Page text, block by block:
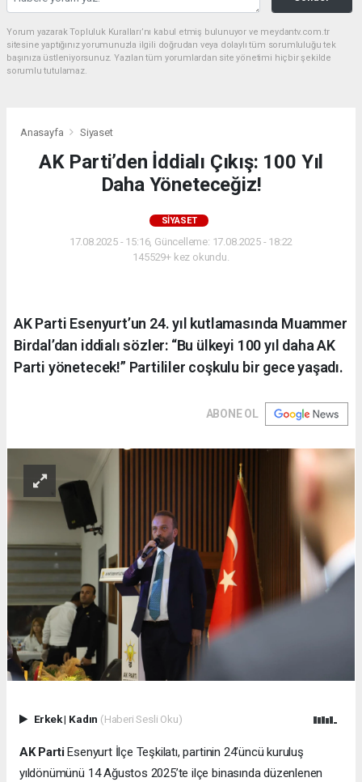
Yorum yazarak Topluluk Kuralları’nı kabul etmiş bulunuyor ve meydantv.com.tr
sitesine yaptığınız yorumunuzla ilgili doğrudan veya dolaylı tüm sorumluluğu tek
başınıza üstleniyorsunuz. Yazılan tüm yorumlardan site yönetimi hiçbir şekilde
sorumlu tutulamaz.
Anasayfa Siyaset
AK Parti’den İddialı Çıkış: 100 Yıl
Daha Yöneteceğiz!
SIYASET
17.08.2025 - 15:16, Güncelleme: 17.08.2025 - 18:22
145529+ kez okundu.
AK Parti Esenyurt’un 24. yıl kutlamasında Muammer
Birdal’dan iddialı sözler: “Bu ülkeyi 100 yıl daha AK
Parti yönetecek!” Partililer coşkulu bir gece yaşadı.
ABONE OL
Erkek| Kadın (Haberi Sesli Oku)
AK PartiEsenyurt İlçe Teşkilatı, partinin 24’üncü kuruluş
yıldönümünü 14 Ağustos 2025’te ilçe binasında düzenlenen